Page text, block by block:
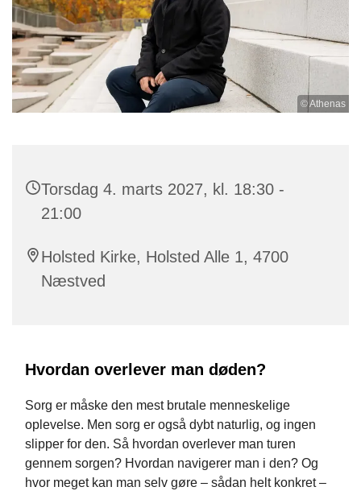
© Athenas
Torsdag 4. marts 2027, kl. 18:30 -
21:00
Holsted Kirke, Holsted Alle 1, 4700
Næstved
Hvordan overlever man døden?
Sorg er måske den mest brutale menneskelige
oplevelse. Men sorg er også dybt naturlig, og ingen
slipper for den. Så hvordan overlever man turen
gennem sorgen? Hvordan navigerer man i den? Og
hvor meget kan man selv gøre – sådan helt konkret –